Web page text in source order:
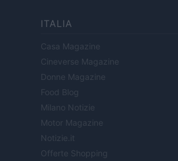
ITALIA
Casa Magazine
Cineverse Magazine
Donne Magazine
Food Blog
Milano Notizie
Motor Magazine
Notizie.it
Offerte Shopping